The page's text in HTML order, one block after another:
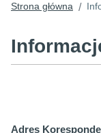
Strona główna /
Adres